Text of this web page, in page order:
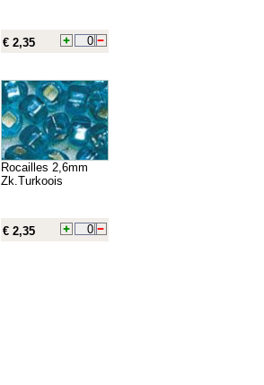
€ 2,35
Rocailles 2,6mm
Zk.Turkoois
€ 2,35